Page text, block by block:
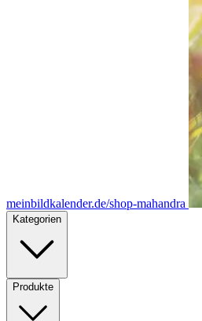
meinbildkalender.de/shop-mahandra
Kategorien
Produkte